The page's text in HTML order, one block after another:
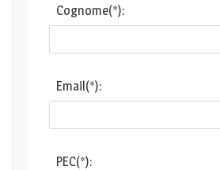
Cognome(*):
Email(*):
PEC(*):